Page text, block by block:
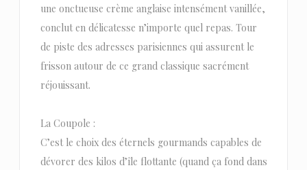
une onctueuse crème anglaise intensément vanillée,
conclut en délicatesse n’importe quel repas. Tour
de piste des adresses parisiennes qui assurent le
frisson autour de ce grand classique sacrément
réjouissant.
La Coupole :
C’est le choix des éternels gourmands capables de
dévorer des kilos d’île flottante (quand ça fond dans